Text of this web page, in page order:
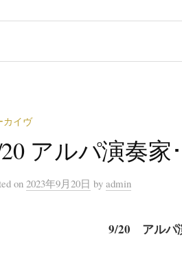
カイヴ
アルパ演奏
on 2023年9月20日 by admin
9/20 アルパ